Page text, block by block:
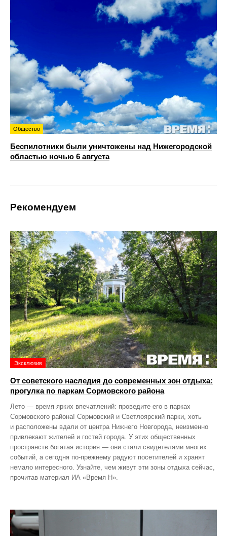
Общество
Беспилотники были уничтожены над Нижегородской
областью ночью 6 августа
Рекомендуем
Эксклюзив
От советского наследия до современных зон отдыха:
прогулка по паркам Сормовского района
Лето — время ярких впечатлений: проведите его в парках
Сормовского района! Сормовский и Светлоярский парки, хоть
и расположены вдали от центра Нижнего Новгорода, неизменно
привлекают жителей и гостей города. У этих общественных
пространств богатая история — они стали свидетелями многих
событий, а сегодня по‑прежнему радуют посетителей и хранят
немало интересного. Узнайте, чем живут эти зоны отдыха сейчас,
прочитав материал ИА «Время Н».